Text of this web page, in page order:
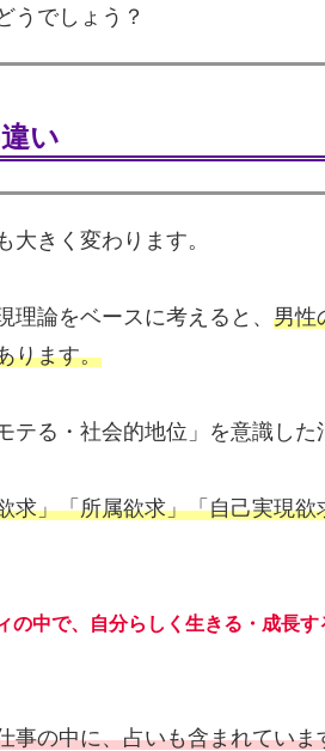
うでしょう？
い
大きく変わります。
論をベースに考えると、 男性
ります。
テる・社会的地位」を意識した
求」「所属欲求」「自己実現
の中で、自分らしく生きる・成長す
事の中に、占いも含まれていま